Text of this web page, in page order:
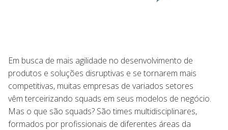
Em busca de mais agilidade no desenvolvimento de
produtos e soluções disruptivas e se tornarem mais
competitivas, muitas empresas de variados setores
vêm terceirizando squads em seus modelos de negócio.
Mas o que são squads? São times multidisciplinares,
formados por profissionais de diferentes áreas da